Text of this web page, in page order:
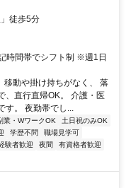
徒歩5分
時間帯でシフト制 ※週1日
移動や掛け持ちがなく、 落
、直行直帰OK。 介護・医
。 夜勤帯でし...
業・WワークOK
土日祝のみOK
学歴不問
職場見学可
験者歓迎 夜間
有資格者歓迎